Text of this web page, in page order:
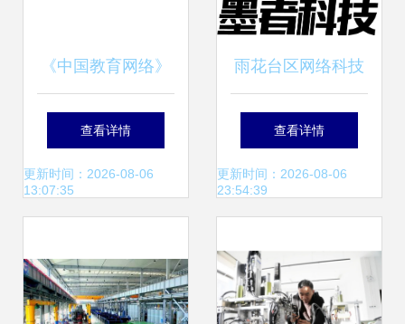
《中国教育网络》
回顾2019 互联网
信息技术服务的十
查看详情
更新时间：2026-08-06
13:07:35
雨花台区网络科技
公司盘点 聚焦大数
据与信息技术服务
查看详情
更新时间：2026-08-06
23:54:39